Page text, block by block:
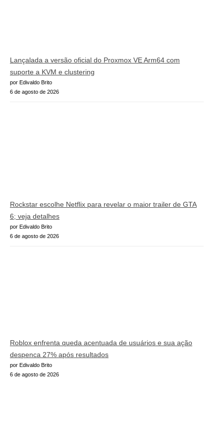
Lançalada a versão oficial do Proxmox VE Arm64 com
suporte a KVM e clustering
por Edivaldo Brito
6 de agosto de 2026
Rockstar escolhe Netflix para revelar o maior trailer de GTA
6; veja detalhes
por Edivaldo Brito
6 de agosto de 2026
Roblox enfrenta queda acentuada de usuários e sua ação
despenca 27% após resultados
por Edivaldo Brito
6 de agosto de 2026